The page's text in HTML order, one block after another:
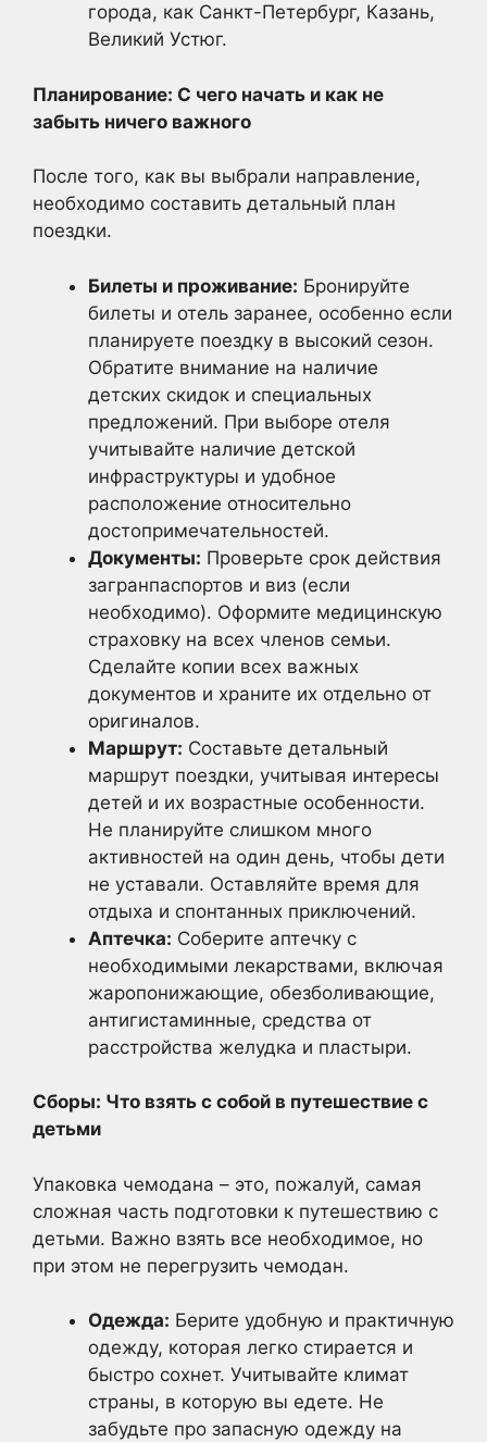
города, как Санкт-Петербург, Казань,
Великий Устюг.
Планирование: С чего начать и как не
забыть ничего важного
После того, как вы выбрали направление,
необходимо составить детальный план
поездки.
Билеты и проживание: Бронируйте
билеты и отель заранее, особенно если
планируете поездку в высокий сезон.
Обратите внимание на наличие
детских скидок и специальных
предложений. При выборе отеля
учитывайте наличие детской
инфраструктуры и удобное
расположение относительно
достопримечательностей.
Документы: Проверьте срок действия
загранпаспортов и виз (если
необходимо). Оформите медицинскую
страховку на всех членов семьи.
Сделайте копии всех важных
документов и храните их отдельно от
оригиналов.
Маршрут: Составьте детальный
маршрут поездки, учитывая интересы
детей и их возрастные особенности.
Не планируйте слишком много
активностей на один день, чтобы дети
не уставали. Оставляйте время для
отдыха и спонтанных приключений.
Аптечка: Соберите аптечку с
необходимыми лекарствами, включая
жаропонижающие, обезболивающие,
антигистаминные, средства от
расстройства желудка и пластыри.
Сборы: Что взять с собой в путешествие с
детьми
Упаковка чемодана – это, пожалуй, самая
сложная часть подготовки к путешествию с
детьми. Важно взять все необходимое, но
при этом не перегрузить чемодан.
Одежда: Берите удобную и практичную
одежду, которая легко стирается и
быстро сохнет. Учитывайте климат
страны, в которую вы едете. Не
забудьте про запасную одежду на